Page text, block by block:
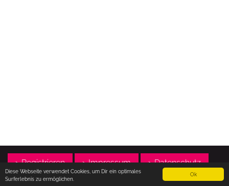
Ok
Diese Webseite verwendet Cookies, um Dir ein optimales
Surferlebnis zu ermöglichen.
> Registrieren > Impressum > Datenschutz